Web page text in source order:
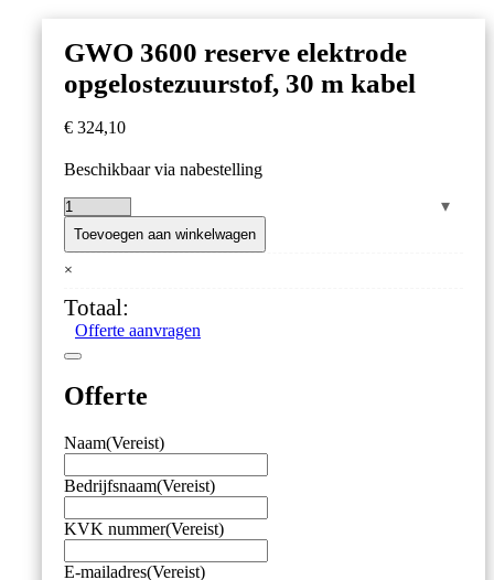
GWO 3600 reserve elektrode
opgelostezuurstof, 30 m kabel
€ 324,10
Beschikbaar via nabestelling
GWO
3600
reserve
elektrode
30
m
kabel
Toevoegen aan winkelwagen
×
Totaal:
Offerte aanvragen
Offerte
Naam(Vereist)
Bedrijfsnaam(Vereist)
KVK nummer(Vereist)
E-mailadres(Vereist)